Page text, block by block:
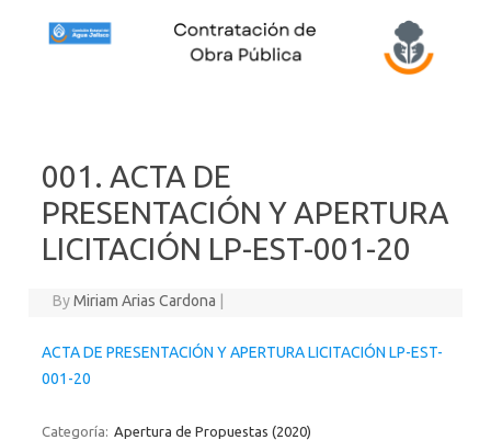
001. ACTA DE
PRESENTACIÓN Y APERTURA
LICITACIÓN LP-EST-001-20
ByMiriam Arias Cardona
ACTA DE PRESENTACIÓN Y APERTURA LICITACIÓN LP-EST-
001-20
Categoría: Apertura de Propuestas (2020)